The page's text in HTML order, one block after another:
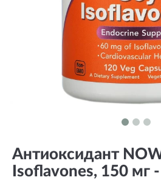
Антиоксидант
Isoflavones, 150 мг